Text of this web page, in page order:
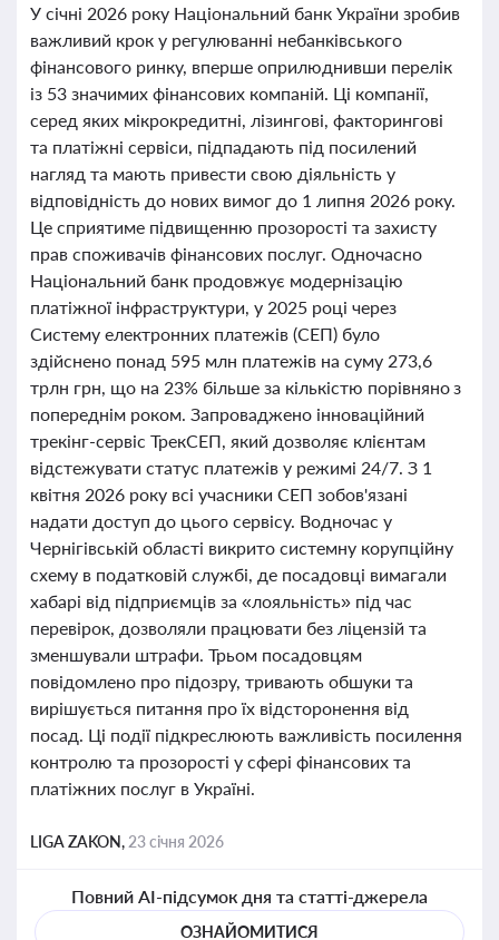
У січні 2026 року Національний банк України зробив
важливий крок у регулюванні небанківського
фінансового ринку, вперше оприлюднивши перелік
із 53 значимих фінансових компаній. Ці компанії,
серед яких мікрокредитні, лізингові, факторингові
та платіжні сервіси, підпадають під посилений
нагляд та мають привести свою діяльність у
відповідність до нових вимог до 1 липня 2026 року.
Це сприятиме підвищенню прозорості та захисту
прав споживачів фінансових послуг. Одночасно
Національний банк продовжує модернізацію
платіжної інфраструктури, у 2025 році через
Систему електронних платежів (СЕП) було
здійснено понад 595 млн платежів на суму 273,6
трлн грн, що на 23% більше за кількістю порівняно з
попереднім роком. Запроваджено інноваційний
трекінг-сервіс ТрекСЕП, який дозволяє клієнтам
відстежувати статус платежів у режимі 24/7. З 1
квітня 2026 року всі учасники СЕП зобов'язані
надати доступ до цього сервісу. Водночас у
Чернігівській області викрито системну корупційну
схему в податковій службі, де посадовці вимагали
хабарі від підприємців за «лояльність» під час
перевірок, дозволяли працювати без ліцензій та
зменшували штрафи. Трьом посадовцям
повідомлено про підозру, тривають обшуки та
вирішується питання про їх відсторонення від
посад. Ці події підкреслюють важливість посилення
контролю та прозорості у сфері фінансових та
платіжних послуг в Україні.
LIGA ZAKON, 23 січня 2026
Повний AI-підсумок дня та статті-джерела
ОЗНАЙОМИТИСЯ